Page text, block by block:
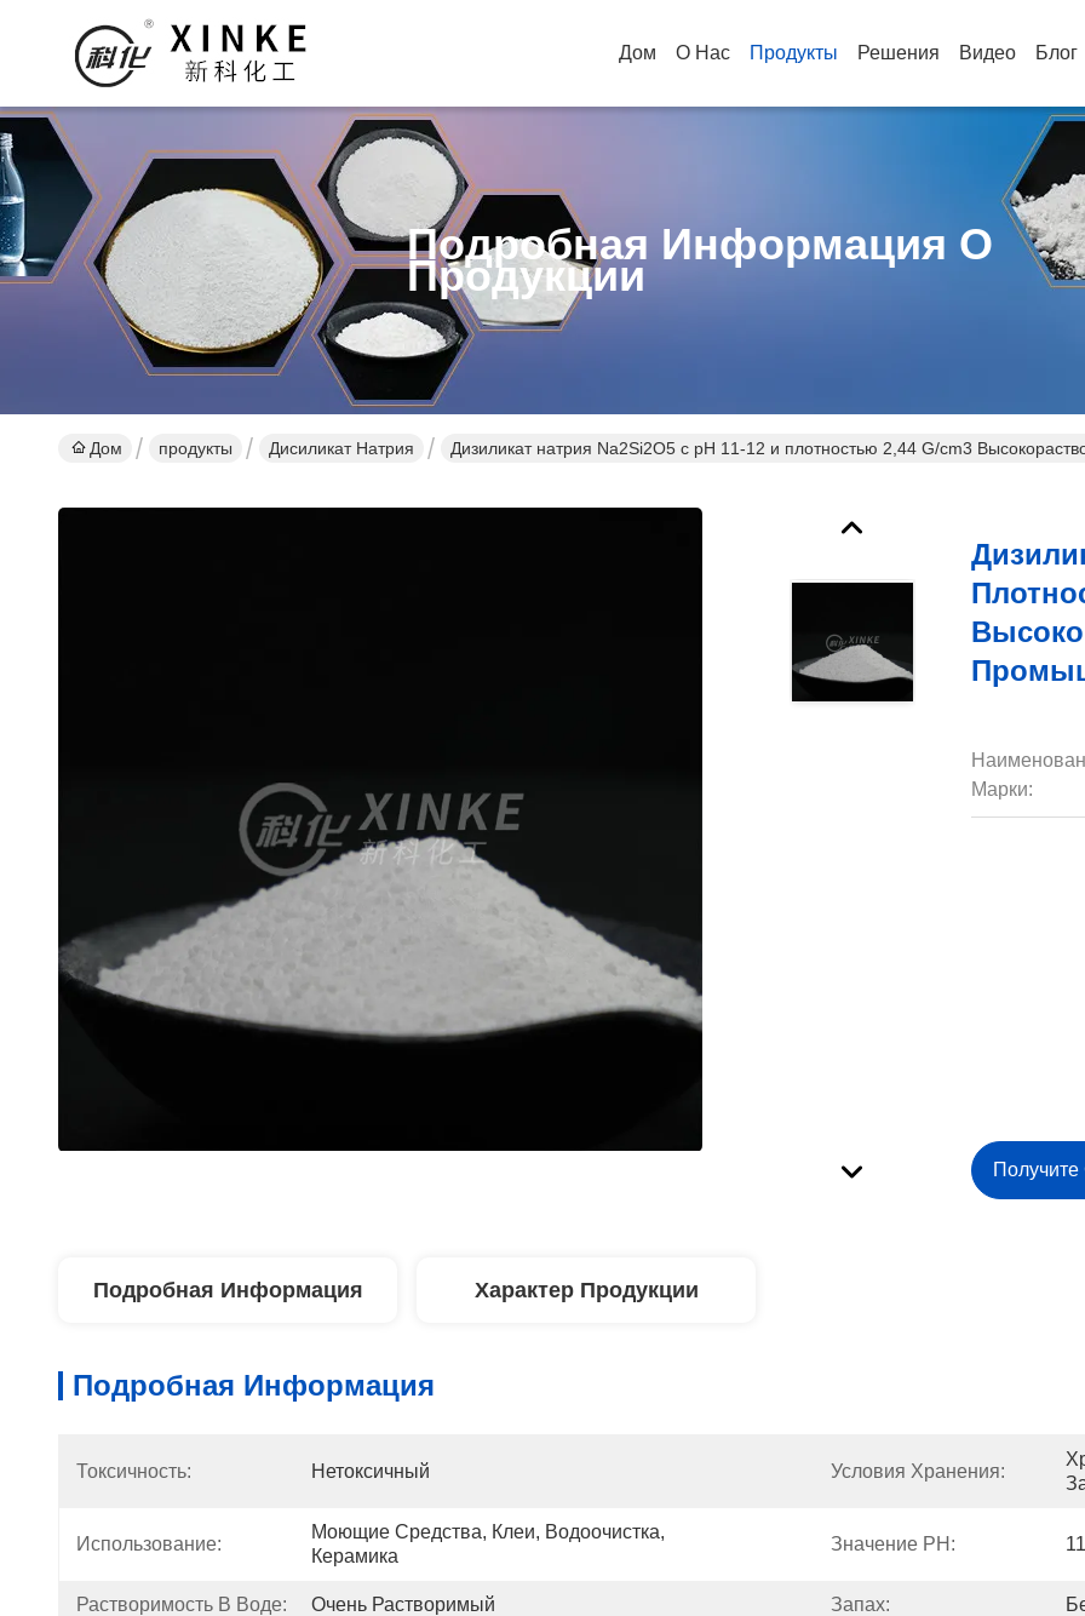
Дом О Нас Продукты Решения Видео Блог
Подробная Информация О
Продукции
Дом продукты Дисиликат Натрия Дизиликат натрия Na2Si2O5 с pH 11-12 и плотностью 2,44 G/cm3
Марки:
Подробная Информация Характер Продукции
Подробная Информация
Токсичность: Нетоксичный Условия Хранения:
Использование:
Моющие Средства, Клеи, Водоочистка,
Керамика
Значение PH:
Растворимость В Воде: Очень Растворимый Запах: